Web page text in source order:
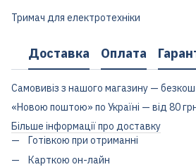
Тримач для електротехніки
Доставка Оплата
Самовивіз з нашого магазину —
«Новою поштою» по Україні — від 80
Більше інформації про доставку
Готівкою при отриманні
Карткою он-лайн